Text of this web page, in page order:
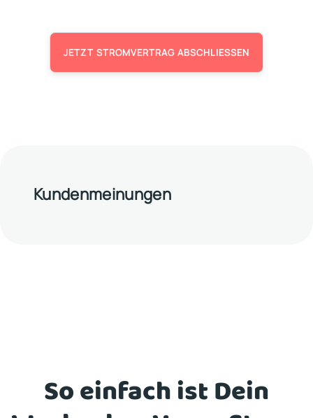
JETZT STROMVERTRAG ABSCHLIESSEN
Kundenmeinungen
So einfach ist Dein